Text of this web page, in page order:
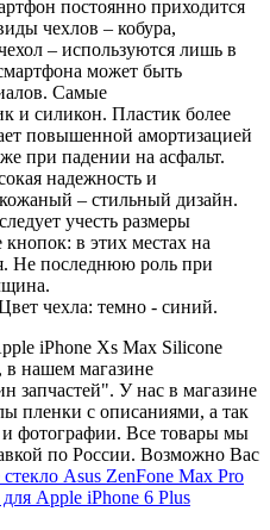
постоянно приходится
чехлов – кобура,
– используются лишь в
может быть
Самые
и силикон. Пластик более
повышенной амортизацией
при падении на асфальт.
надежность и
– стильный дизайн.
учесть размеры
в этих местах на
Не последнюю роль при
чехла: темно - синий.
iPhone Xs Max Silicone
в нашем магазине
запчастей". У нас в магазине
пленки с описаниями, а так
фотографии. Все товары мы
по России. Возможно Вас
Asus ZenFone Max Pro
Apple iPhone 6 Plus